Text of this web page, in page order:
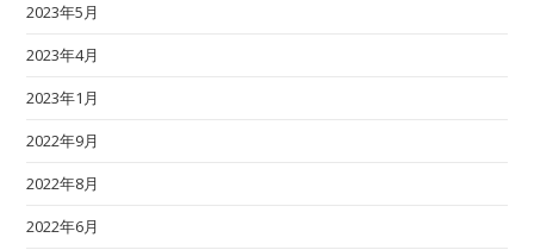
2023年5月
2023年4月
2023年1月
2022年9月
2022年8月
2022年6月